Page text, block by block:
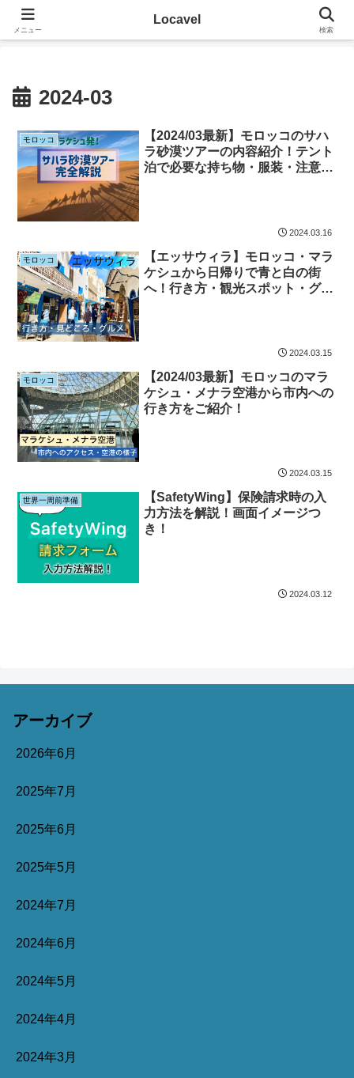
その地に溶け込むローカルたび
2024-03
モロッコ
【2024/03最新】モロッコのサハ
ラ砂漠ツアーの内容紹介！テント
泊で必要な持ち物・服装・注意点
2024.03.16
モロッコ
【エッサウィラ】モロッコ・マラ
ケシュから日帰りで青と白の街
へ！行き方・観光スポット・グル
2024.03.15
モロッコ
【2024/03最新】モロッコのマラ
ケシュ・メナラ空港から市内への
行き方をご紹介！
2024.03.15
世界一周前準備
【SafetyWing】保険請求時の入
力方法を解説！画面イメージつ
き！
2024.03.12
アーカイブ
2026年6月
2025年7月
2025年6月
2025年5月
2024年7月
2024年6月
2024年5月
2024年4月
2024年3月
メニュー
Locavel
検索